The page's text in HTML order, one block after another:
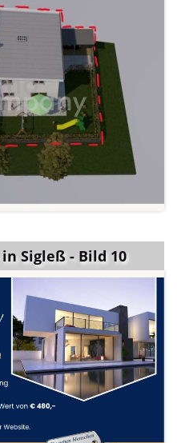
Sigleß - Bild 10